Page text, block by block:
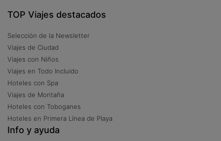
TOP Viajes destacados
Selección de la Newsletter
Viajes de Ciudad
Viajes con Niños
Viajes en Todo Incluido
Hoteles con Spa
Viajes de Montaña
Hoteles con Toboganes
Hoteles en Primera Línea de Playa
Info y ayuda